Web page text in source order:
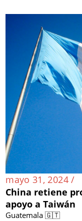
mayo 31, 2024 /
China retiene
apoyo a Taiwán
Guatemala 🇬🇹